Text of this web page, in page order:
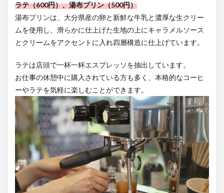
ラテ（600円）、湯布プリン（500円）
湯布プリンは、大分県産の卵と新鮮な牛乳と濃厚な生クリー
ムを使用し、滑らかに仕上げた生地の上にキャラメルソース
とクリームをアクセントに入れ四層構造に仕上げています。
ラテは店頭で一杯一杯エスプレッソを抽出しています。
お仕事の休憩中に購入されている方も多く、本格的なコーヒ
ーやラテを気軽に楽しむことができます。